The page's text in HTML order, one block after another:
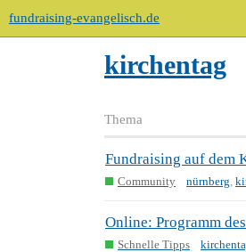
fundraising-evangelisch.de
kirchentag
Thema
Fundraising auf dem
Community nürnberg
Online: Programm
Schnelle Tipps